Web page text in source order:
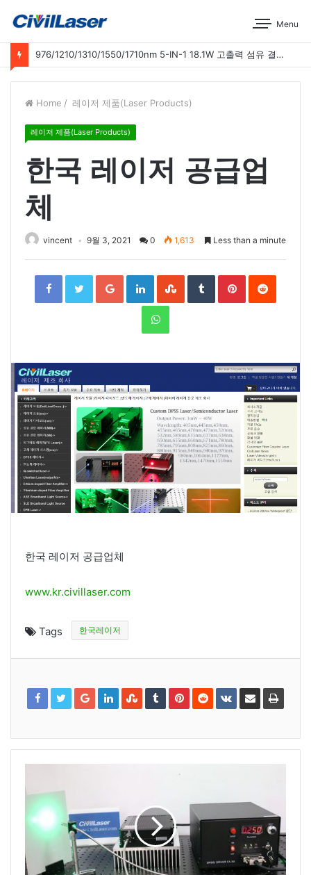
Menu
976/1210/1310/1550/1710nm 5-IN-1 18.1W 고출력 섬유 결합 레이저 운영 시연
Home / 레이저 제품(Laser Products)
레이저 제품(Laser Products)
한국 레이저 공급업
체
vincent 9월 3, 2021 0 1,613 Less than a minute
FacebookTwitterGoogle+LinkedInStumbleUpon
TumblrPinterestReddit
WhatsApp
한국 레이저 공급업체
www.kr.civillaser.com
Tags 한국레이저